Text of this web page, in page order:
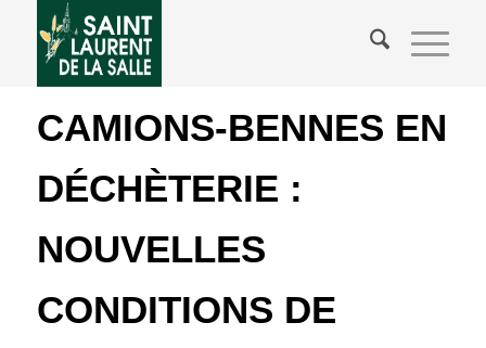
CAMIONS-BENNES EN
DÉCHÈTERIE :
NOUVELLES
CONDITIONS DE